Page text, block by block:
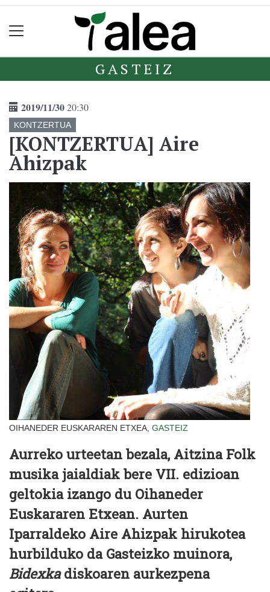
GASTEIZ
2019/11/3020:30
KONTZERTUA
[KONTZERTUA] Aire
Ahizpak
OIHANEDER EUSKARAREN ETXEA, GASTEIZ
Aurreko urteetan bezala, Aitzina Folk
musika jaialdiak bere VII. edizioan
geltokia izango du Oihaneder
Euskararen Etxean. Aurten
Iparraldeko Aire Ahizpak hirukotea
hurbilduko da Gasteizko muinora,
Bidexkadiskoaren aurkezpena